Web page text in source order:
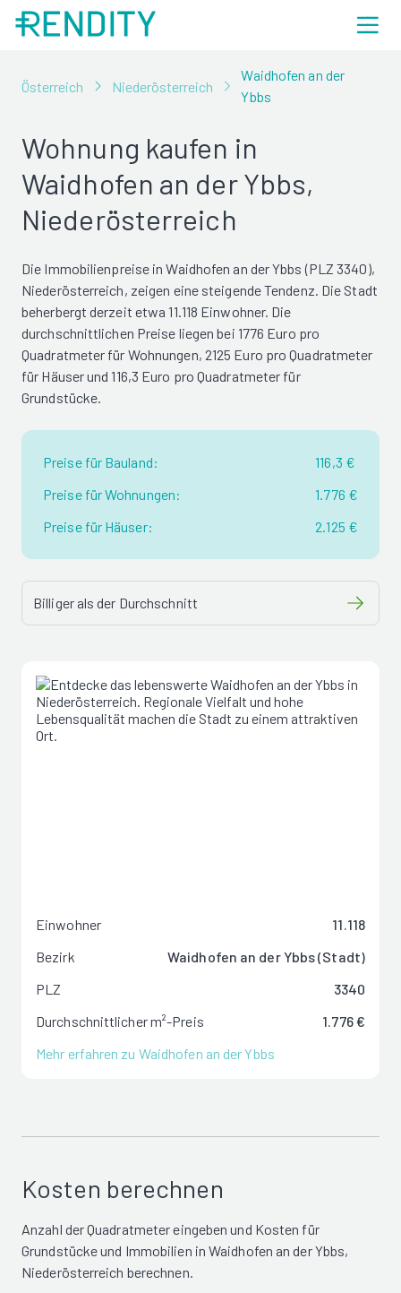
Österreich Niederösterreich
Waidhofen an der
Ybbs
Wohnung kaufen in
Waidhofen an der Ybbs,
Niederösterreich
Die Immobilienpreise in Waidhofen an der Ybbs (PLZ 3340),
Niederösterreich, zeigen eine steigende Tendenz. Die Stadt
beherbergt derzeit etwa 11.118 Einwohner. Die
durchschnittlichen Preise liegen bei 1776 Euro pro
Quadratmeter für Wohnungen, 2125 Euro pro Quadratmeter
für Häuser und 116,3 Euro pro Quadratmeter für
Grundstücke.
Preise für Bauland:
116,3 €
Preise für Wohnungen:
1.776 €
Preise für Häuser:
2.125 €
Billiger als der Durchschnitt
Einwohner
11.118
Bezirk
Waidhofen an der Ybbs (Stadt)
PLZ
3340
Durchschnittlicher m²-Preis
1.776 €
Mehr erfahren zu Waidhofen an der Ybbs
Kosten berechnen
Anzahl der Quadratmeter eingeben und Kosten für
Grundstücke und Immobilien in Waidhofen an der Ybbs,
Niederösterreich berechnen.